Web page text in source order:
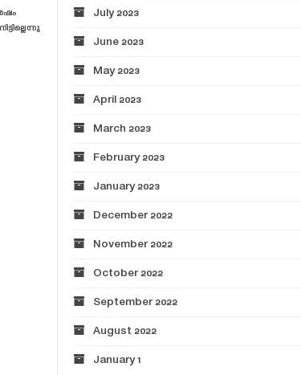
July 2023
June 2023
May 2023
April 2023
March 2023
February 2023
January 2023
December 2022
November 2022
October 2022
September 2022
August 2022
January 1